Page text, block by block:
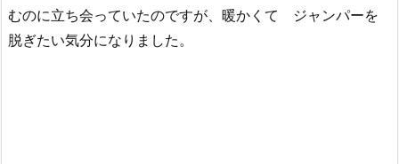
むのに立ち会っていたのですが、暖かくて ジャンパーを
脱ぎたい気分になりました。